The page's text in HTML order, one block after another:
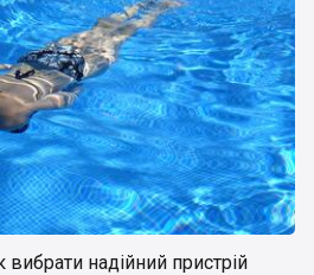
надійний пристрій